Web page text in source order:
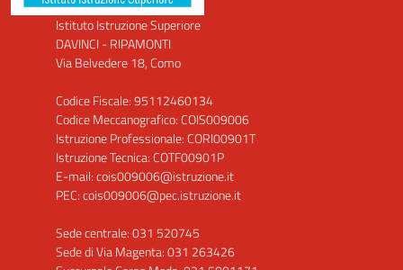
Istituto Istruzione Superiore
DAVINCI - RIPAMONTI
Via Belvedere 18, Como
Codice Fiscale: 95112460134
Codice Meccanografico: COIS009006
Istruzione Professionale: CORI00901T
Istruzione Tecnica: COTF00901P
E-mail: cois009006@istruzione.it
PEC: cois009006@pec.istruzione.it
Sede centrale: 031 520745
Sede di Via Magenta: 031 263426